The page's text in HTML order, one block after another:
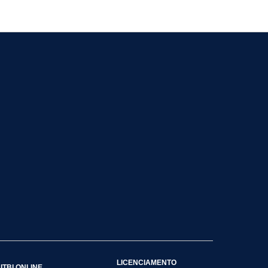
LICENCIAMENTO